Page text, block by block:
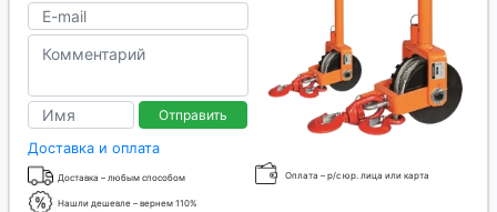
Отправить
Доставка и оплата
Доставка – любым способом Оплата – р/с юр. лица или карта
Нашли дешевле – вернем 110%